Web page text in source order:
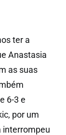
ter a
Anastasia
as suas
6-3 e
por um
interrompeu